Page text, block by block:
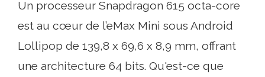
Un processeur Snapdragon 615 octa-core
est au cœur de l’eMax Mini sous Android
Lollipop de 139,8 x 69,6 x 8,9 mm, offrant
une architecture 64 bits. Qu'est-ce que